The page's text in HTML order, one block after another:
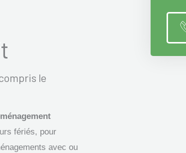
le
fériés, pour
avec ou